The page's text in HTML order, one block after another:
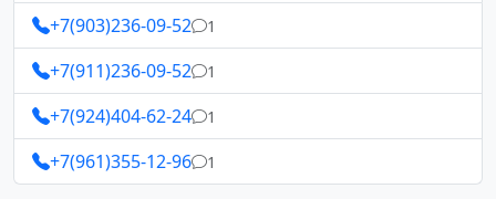
+7(903)236-09-52 1
+7(911)236-09-52 1
+7(924)404-62-24 1
+7(961)355-12-96 1